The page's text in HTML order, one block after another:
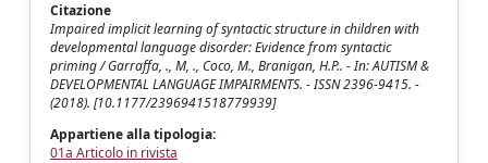
Citazione
Impaired implicit learning of syntactic structure in children with
developmental language disorder: Evidence from syntactic
priming / Garraffa, ., M, ., Coco, M., Branigan, H.P.. - In: AUTISM &
DEVELOPMENTAL LANGUAGE IMPAIRMENTS. - ISSN 2396-9415. -
(2018). [10.1177/2396941518779939]
Appartiene alla tipologia:
01a Articolo in rivista